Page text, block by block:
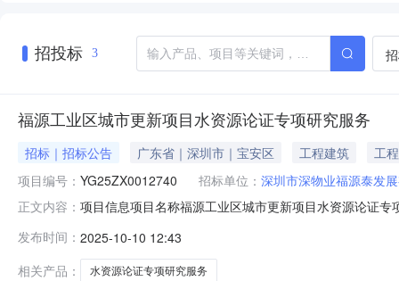
招投标 3
福源工业区城市更新项目水资源论证专项研究服务
招标｜招标公告 广东省｜深圳市｜宝安区 工程建筑
工程
项目编号： YG25ZX0012740 招标单位： 深圳市深物业福源泰发
正文内容： 项目信息项目名称福源工业区城市更新项目水资源论证
积约6万平方米，现状容积率约1.25，现状物业主要为工
发布时间： 2025-10-10 12:43
相关产品：
水资源论证专项研究服务